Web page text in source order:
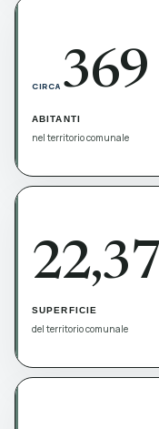
CIRCA 369
ABITANTI
nel territorio comunale
22,37
SUPERFICIE
del territorio comunale